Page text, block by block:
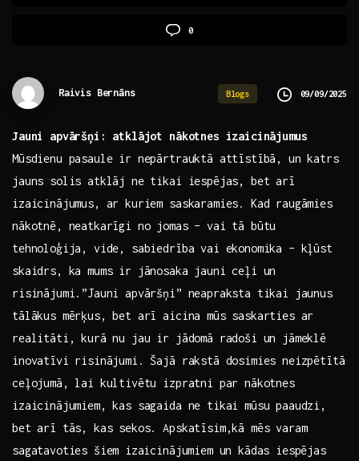
0
Raivis Bernāns Blogs 09/09/2025
Jauni apvāršņi: atklājot nākotnes‍ izaicinājumus
Mūsdienu pasaule ​ir nepārtrauktā attīstībā, un katrs
jauns solis atklāj ne tikai iespējas, bet arī
izaicinājumus, ar kuriem saskaramies. Kad raugāmies
nākotnē, neatkarīgi no jomas – vai tā būtu
tehnoloģija, vide, sabiedrība vai ekonomika – kļūst
skaidrs, ka mums ir jānosaka jauni ceļi un
risinājumi.”Jauni apvāršņi” neapraksta tikai jaunus
tālākus mērķus, bet arī aicina mūs saskarties ar
realitāti, kurā nu jau ir jādomā radoši un jāmeklē
inovatīvi risinājumi. Šajā rakstā dosimies neizpētītā
ceļojumā, lai kultivētu izpratni par nākotnes
izaicinājumiem, kas sagaida ne tikai mūsu paaudzi,
bet arī tās, kas sekos.‌ Apskatīsim,kā mēs varam
sagatavoties šiem ⁤izaicinājumiem un kādas iespējas